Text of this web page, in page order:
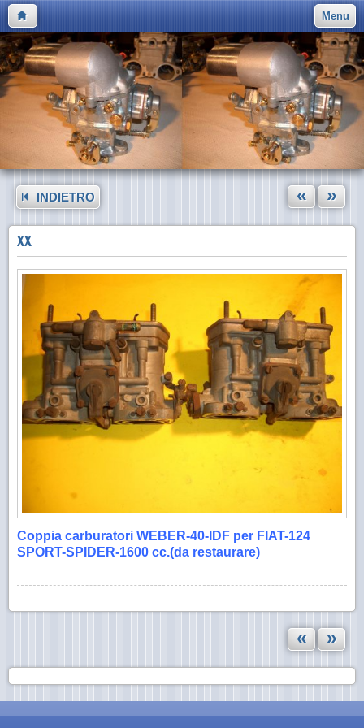
Menu
INDIETRO « »
XX
Coppia carburatori WEBER-40-IDF per FIAT-124
SPORT-SPIDER-1600 cc.(da restaurare)
« »